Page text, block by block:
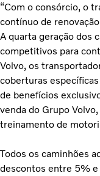
“Com o consórcio, o
contínuo de
A quarta geração dos
competitivos para
Volvo, os
coberturas
de benefícios
venda do Grupo
treinamento de
Todos os caminhões
descontos entre 5%